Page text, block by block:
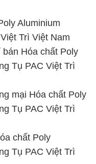
Aluminium
Trì Việt Nam
Hóa chất Poly
Tụ PAC Việt Trì
mại Hóa chất Poly
Tụ PAC Việt Trì
chất Poly
Tụ PAC Việt Trì